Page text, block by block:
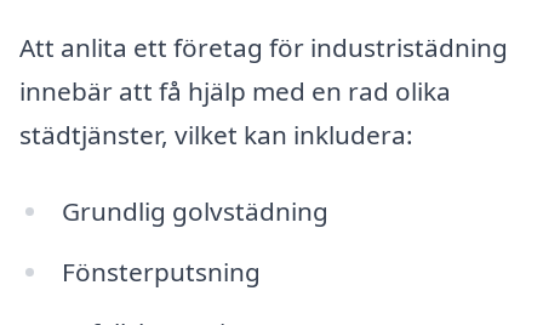
Att anlita ett företag för industristädning
innebär att få hjälp med en rad olika
städtjänster, vilket kan inkludera:
Grundlig golvstädning
Fönsterputsning